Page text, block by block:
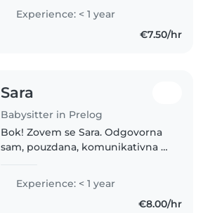
Podstrane i Splita. Imam +6
mjeseci iskustva u čuvanju djece
Experience: < 1 year
€7.50/hr
Sara
Babysitter in Prelog
Bok! Zovem se Sara. Odgovorna
sam, pouzdana, komunikativna i
svemu što radim. Kao
profesionalna sportašica razvila
sam disciplinu, organiziranost,
Experience: < 1 year
€8.00/hr